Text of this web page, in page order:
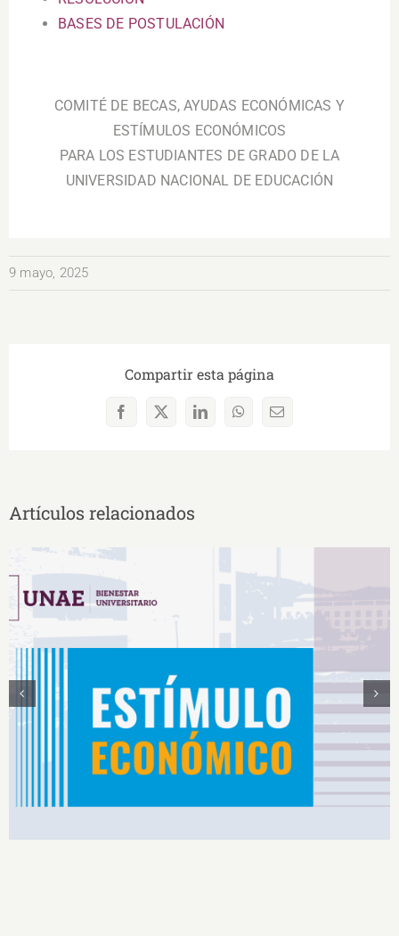
BASES DE POSTULACIÓN
COMITÉ DE BECAS, AYUDAS ECONÓMICAS Y
ESTÍMULOS ECONÓMICOS
PARA LOS ESTUDIANTES DE GRADO DE LA
UNIVERSIDAD NACIONAL DE EDUCACIÓN
9 mayo, 2025
Compartir esta página
Facebook
X LinkedInWhatsAppCorreo
Artículos relacionados
Estímulos Económicos para Deportistas de Alto
Rendimiento IS2026